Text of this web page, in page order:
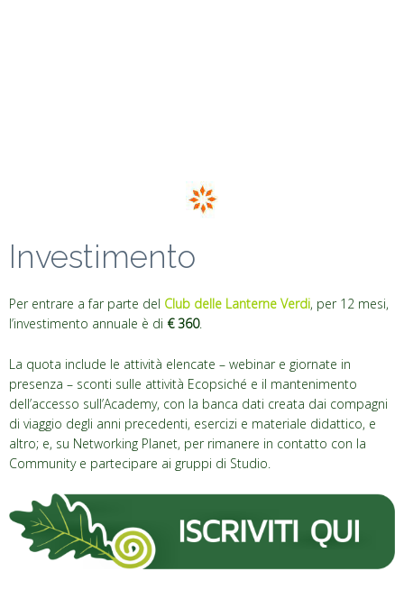
Investimento
Per entrare a far parte del Club delle Lanterne Verdi, per 12 mesi,
l’investimento annuale è di € 360.
La quota include le attività elencate – webinar e giornate in
presenza – sconti sulle attività Ecopsiché e il mantenimento
dell’accesso sull’Academy, con la banca dati creata dai compagni
di viaggio degli anni precedenti, esercizi e materiale didattico, e
altro; e, su Networking Planet, per rimanere in contatto con la
Community e partecipare ai gruppi di Studio.